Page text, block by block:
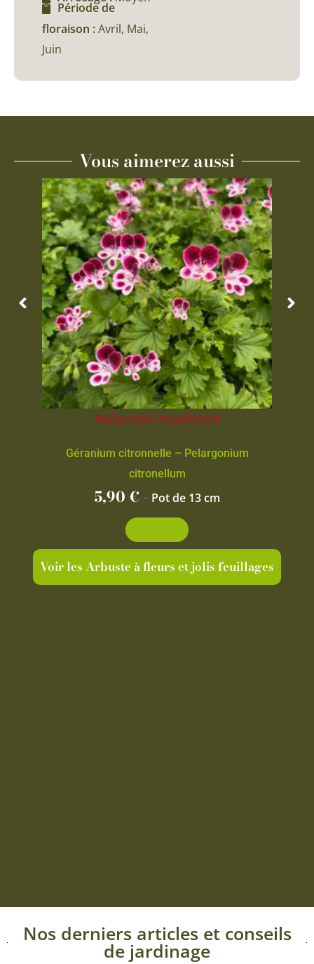
Période de
floraison :Avril, Mai,
Juin
Vous aimerez aussi
Indisponible actuellement
Géranium citronnelle – Pelargonium
citronellum
5,90€ - Pot de 13 cm
Voir les Arbuste à fleurs et jolis feuillages
Nos derniers articles et conseils
de jardinage